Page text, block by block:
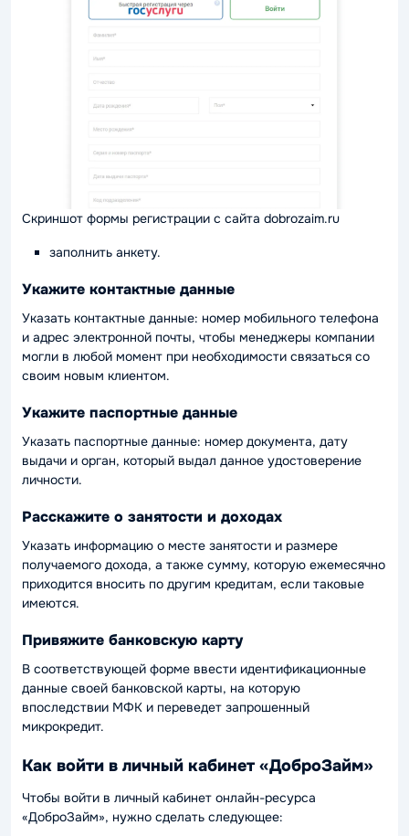
Скриншот формы регистрации с сайта dobrozaim.ru
заполнить анкету.
Укажите контактные данные
Указать контактные данные: номер мобильного телефона
и адрес электронной почты, чтобы менеджеры компании
могли в любой момент при необходимости связаться со
своим новым клиентом.
Укажите паспортные данные
Указать паспортные данные: номер документа, дату
выдачи и орган, который выдал данное удостоверение
личности.
Расскажите о занятости и доходах
Указать информацию о месте занятости и размере
получаемого дохода, а также сумму, которую ежемесячно
приходится вносить по другим кредитам, если таковые
имеются.
Привяжите банковскую карту
В соответствующей форме ввести идентификационные
данные своей банковской карты, на которую
впоследствии МФК и переведет запрошенный
микрокредит.
Как войти в личный кабинет «ДоброЗайм»
Чтобы войти в личный кабинет онлайн-ресурса
«ДоброЗайм», нужно сделать следующее: